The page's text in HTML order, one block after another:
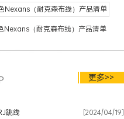
Nexans（耐克森布线）产品清单
更多>>
跳线 [2024/04/19]